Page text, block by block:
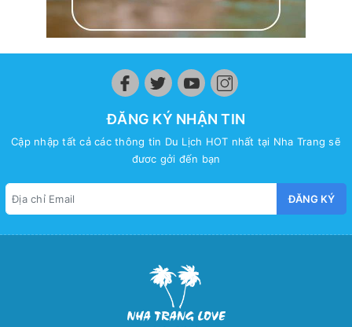
ĐĂNG KÝ NHẬN TIN
Cập nhập tất cả các thông tin Du Lịch HOT nhất tại Nha Trang sẽ
đươc gởi đến bạn
ĐĂNG KÝ